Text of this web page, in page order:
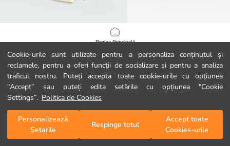
Cookie-urile sunt utilizate pentru a personaliza conținutul și
reclamele, pentru a oferi funcții de socializare și pentru a analiza
traficul nostru. Puteți accepta toate cookie-urile cu opțiunea
"Accept” sau puteți edita setările cu opțiunea "Cookie
Settings”. Politica de Cookies
Personalizează
Setarile
Respinge totul
Accept toate
Cookies-urile
Pagina Principală
Categorii
Coșul meu
Geantă de umăr din piele ecologică pentru femei
74,99 RON
59,99 RON